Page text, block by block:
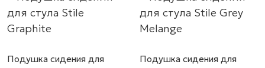
Подушка сидения для
Подушка сидения для